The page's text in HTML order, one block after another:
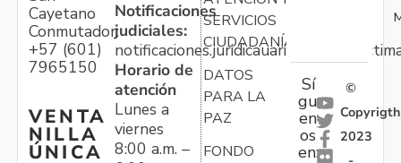
Cayetano
Conmutador:
+57 (601)
7965150
VENTA
NILLA
ÚNICA
Notificaciones
judiciales:
Horario de
atención
Lunes a
viernes
8:00 a.m. –
SERVICIOS
CIUDADANÍA
DATOS
PARA LA
PAZ
FONDO
Sí
gu
en
os
en:
©
Copyrigth
2023